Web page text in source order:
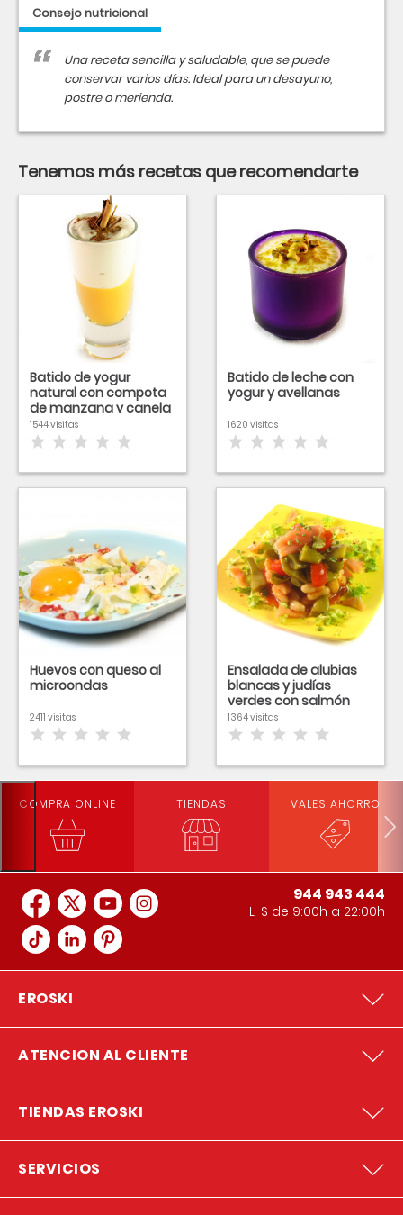
Consejo nutricional
Una receta sencilla y saludable, que se puede
conservar varios días. Ideal para un desayuno,
postre o merienda.
Tenemos más recetas que recomendarte
Batido de yogur
natural con compota
de manzana y canela
1544 visitas
Batido de leche con
yogur y avellanas
1620 visitas
Huevos con queso al
microondas
2411 visitas
Ensalada de alubias
blancas y judías
verdes con salmón
1364 visitas
COMPRA ONLINE TIENDAS VALES AHORRO
944 943 444
L-S de 9:00h a 22:00h
EROSKI
ATENCION AL CLIENTE
TIENDAS EROSKI
SERVICIOS